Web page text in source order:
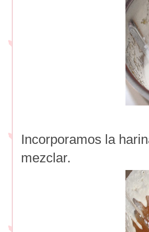
Incorporamos la
mezclar.